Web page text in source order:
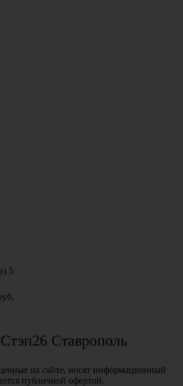
5
Ставрополь
на сайте, носят информационный
публичной офертой.